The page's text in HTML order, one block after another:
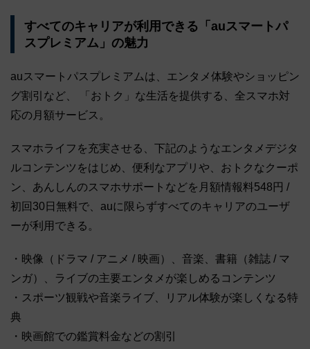
すべてのキャリアが利用できる「auスマートパ
スプレミアム」の魅力
auスマートパスプレミアムは、エンタメ体験やショッピン
グ割引など、 「おトク」な生活を提供する、全スマホ対
応の月額サービス。
スマホライフを充実させる、下記のようなエンタメデジタ
ルコンテンツをはじめ、便利なアプリや、おトクなクーポ
ン、あんしんのスマホサポートなどを月額情報料548円 /
初回30日無料で、auに限らずすべてのキャリアのユーザ
ーが利用できる。
・映像（ドラマ / アニメ / 映画）、音楽、書籍（雑誌 / マ
ンガ）、ライブの主要エンタメが楽しめるコンテンツ
・スポーツ観戦や音楽ライブ、リアル体験が楽しくなる特
典
・映画館での鑑賞料金などの割引